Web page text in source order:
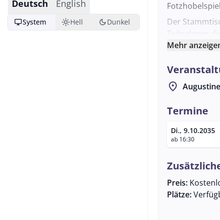
Deutsch English
desktop_windowsSystem light_modeHell dark_modeDunkel
Der
Teilnehmer
gemeinsam
Vordergrund,
Die
sind herzlich
Atmosphäre
Mehr
location_on
Termine
Di., 9.10.2035
ab 16:30
Preis:
Plätze: